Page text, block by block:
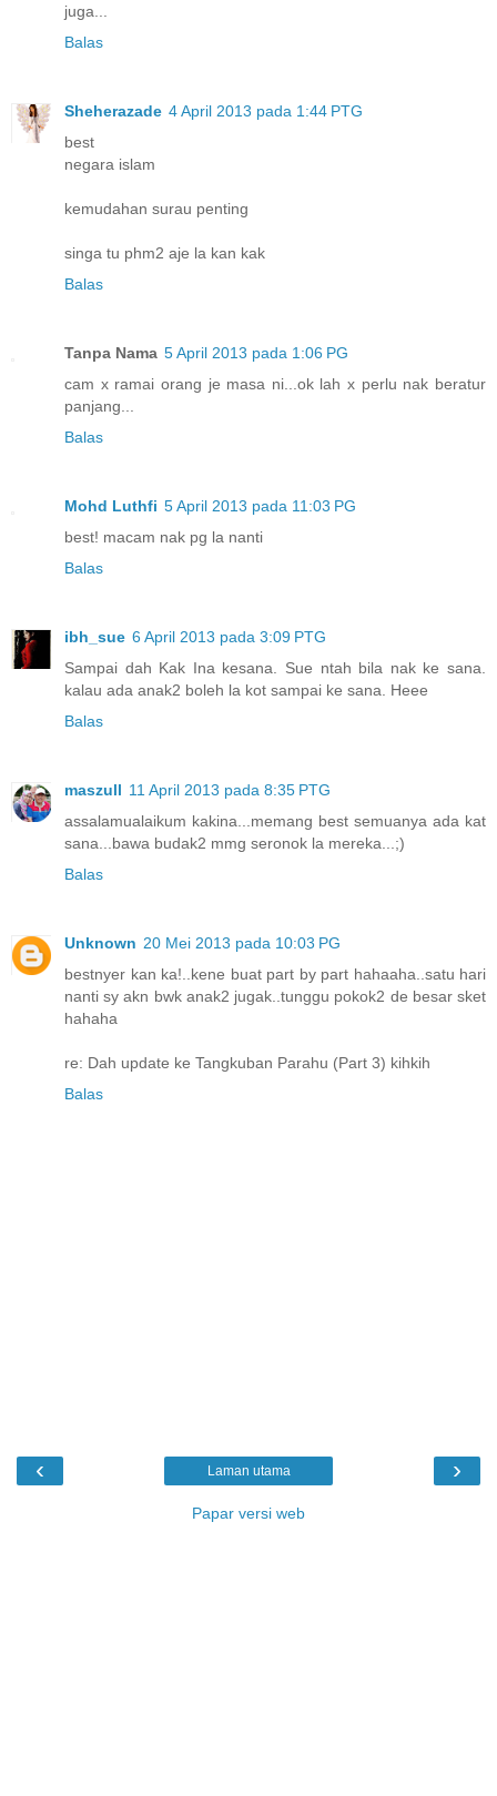
juga...
Balas
Sheherazade 4 April 2013 pada 1:44 PTG
best
negara islam
kemudahan surau penting
singa tu phm2 aje la kan kak
Balas
Tanpa Nama 5 April 2013 pada 1:06 PG
cam x ramai orang je masa ni...ok lah x perlu nak beratur
panjang...
Balas
Mohd Luthfi 5 April 2013 pada 11:03 PG
best! macam nak pg la nanti
Balas
ibh_sue 6 April 2013 pada 3:09 PTG
Sampai dah Kak Ina kesana. Sue ntah bila nak ke sana.
kalau ada anak2 boleh la kot sampai ke sana. Heee
Balas
maszull 11 April 2013 pada 8:35 PTG
assalamualaikum kakina...memang best semuanya ada kat
sana...bawa budak2 mmg seronok la mereka...;)
Balas
Unknown 20 Mei 2013 pada 10:03 PG
bestnyer kan ka!..kene buat part by part hahaaha..satu hari
nanti sy akn bwk anak2 jugak..tunggu pokok2 de besar sket
hahaha
re: Dah update ke Tangkuban Parahu (Part 3) kihkih
Balas
‹ ›
Laman utama
Papar versi web